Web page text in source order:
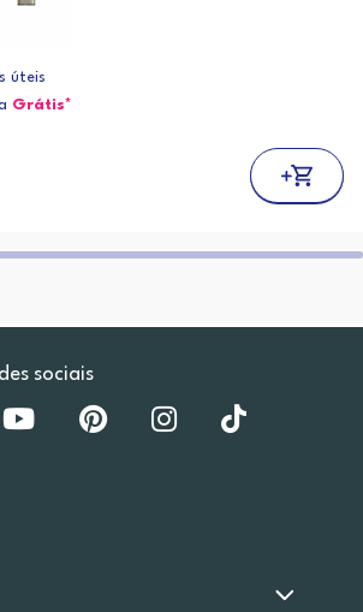
úteis
Grátis*
sociais